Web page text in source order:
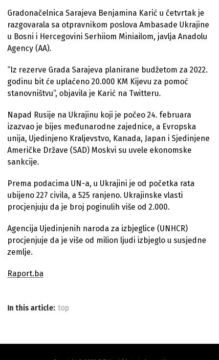
Gradonačelnica Sarajeva Benjamina Karić u četvrtak je
razgovarala sa otpravnikom poslova Ambasade Ukrajine
u Bosni i Hercegovini Serhiiom Miniailom, javlja Anadolu
Agency (AA).
“Iz rezerve Grada Sarajeva planirane budžetom za 2022.
godinu bit će uplaćeno 20.000 KM Kijevu za pomoć
stanovništvu”, objavila je Karić na Twitteru.
Napad Rusije na Ukrajinu koji je počeo 24. februara
izazvao je bijes međunarodne zajednice, a Evropska
unija, Ujedinjeno Kraljevstvo, Kanada, Japan i Sjedinjene
Američke Države (SAD) Moskvi su uvele ekonomske
sankcije.
Prema podacima UN-a, u Ukrajini je od početka rata
ubijeno 227 civila, a 525 ranjeno. Ukrajinske vlasti
procjenjuju da je broj poginulih više od 2.000.
Agencija Ujedinjenih naroda za izbjeglice (UNHCR)
procjenjuje da je više od milion ljudi izbjeglo u susjedne
zemlje.
Raport.ba
In this article: top